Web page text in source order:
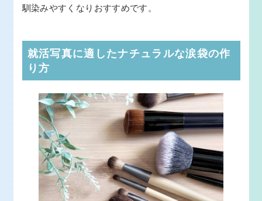
馴染みやすくなりおすすめです。
就活写真に適したナチュラルな涙袋の作
り方